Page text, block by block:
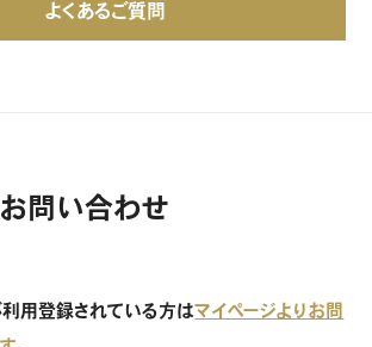
よくあるご質問
問い合わせ
用登録されている方はマイページよりお問